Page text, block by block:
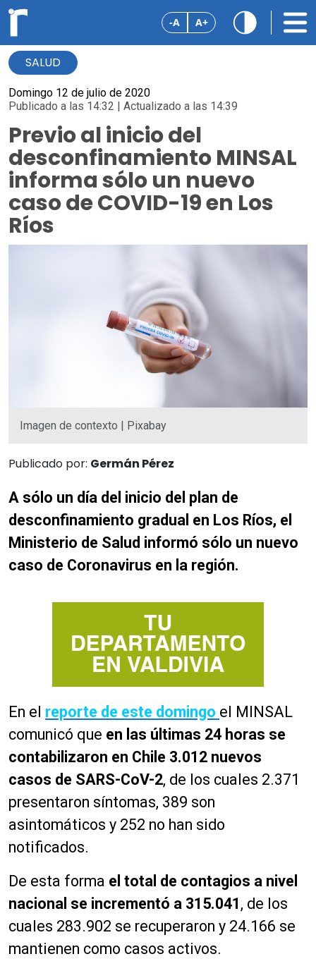
-A A+
SALUD
Domingo 12 de julio de 2020
Publicado a las 14:32 | Actualizado a las 14:39
Previo al inicio del
desconfinamiento MINSAL
informa sólo un nuevo
caso de COVID-19 en Los
Ríos
Imagen de contexto | Pixabay
Publicado por: Germán Pérez
A sólo un día del inicio del plan de
desconfinamiento gradual en Los Ríos, el
Ministerio de Salud informó sólo un nuevo
caso de Coronavirus en la región.
En el reporte de este domingo el MINSAL
comunicó que en las últimas 24 horas se
contabilizaron en Chile 3.012 nuevos
casos de SARS-CoV-2, de los cuales 2.371
presentaron síntomas, 389 son
asintomáticos y 252 no han sido
notificados.
De esta forma el total de contagios a nivel
nacional se incrementó a 315.041 , de los
cuales 283.902 se recuperaron y 24.166 se
mantienen como casos activos.